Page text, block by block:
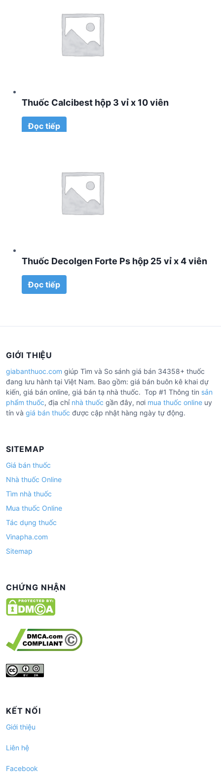
Thuốc Calcibest hộp 3 vỉ x 10 viên
Đọc tiếp
Thuốc Decolgen Forte Ps hộp 25 vỉ x 4 viên
Đọc tiếp
GIỚI THIỆU
giabanthuoc.com giúp Tìm và So sánh giá bán 34358+ thuốc
đang lưu hành tại Việt Nam. Bao gồm: giá bán buôn kê khai dự
kiến, giá bán online, giá bán tạ nhà thuốc. Top #1 Thông tin sản
phẩm thuốc, địa chỉ nhà thuốc gần đây, nơi mua thuốc online uy
tín và giá bán thuốc được cập nhật hàng ngày tự động.
SITEMAP
Giá bán thuốc
Nhà thuốc Online
Tìm nhà thuốc
Mua thuốc Online
Tác dụng thuốc
Vinapha.com
Sitemap
CHỨNG NHẬN
KẾT NỐI
Giới thiệu
Liên hệ
Facebook